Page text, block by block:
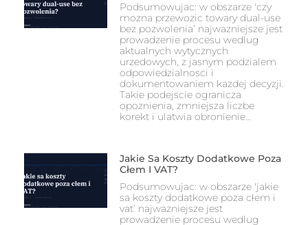
Podsumowujac: w obszarze 'czy
mozna przewozic towary dual-use
bez pozwolenia’ najwazniejsze jest
prowadzenie procesu wedlug
aktualnych wytycznych
urzedowych, z jasnym podzialem
odpowiedzialnosci i
dokumentowaniem kazdej decyzji.
Takie podejscie ogranicza
opoznienia, zmniejsza liczbe
korekt i ulatwia obronienie…
Jakie Sa Koszty Dodatkowe Poza
Cłem I VAT?
Podsumowujac: w obszarze 'jakie
sa koszty dodatkowe poza cłem i
vat’ najwazniejsze jest
prowadzenie procesu wedlug